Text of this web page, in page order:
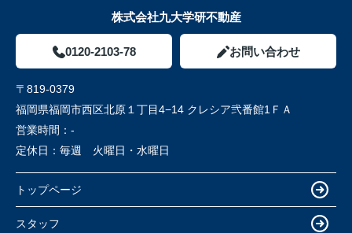
株式会社九大学研不動産
0120-2103-78 お問い合わせ
〒819-0379
福岡県福岡市西区北原１丁目4−14 クレシア弐番館1ＦＡ
営業時間： -
定休日： 毎週 火曜日・水曜日
トップページ
スタッフ